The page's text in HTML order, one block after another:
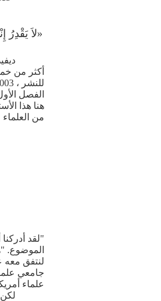
«لاَ يَقْدِرُ
أكثر من
الفصل
من
"لقد
الموضوع.
لنتفق معه
جامعي
علماء